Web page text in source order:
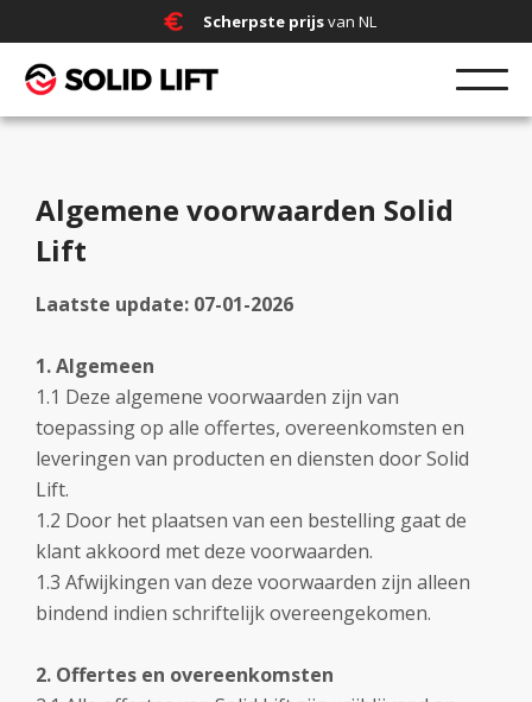
Scherpste prijsvan NL
Algemene voorwaarden Solid
Lift
Laatste update: 07-01-2026
1. Algemeen
1.1 Deze algemene voorwaarden zijn van
toepassing op alle offertes, overeenkomsten en
leveringen van producten en diensten door Solid
Lift.
1.2 Door het plaatsen van een bestelling gaat de
klant akkoord met deze voorwaarden.
1.3 Afwijkingen van deze voorwaarden zijn alleen
bindend indien schriftelijk overeengekomen.
2. Offertes en overeenkomsten